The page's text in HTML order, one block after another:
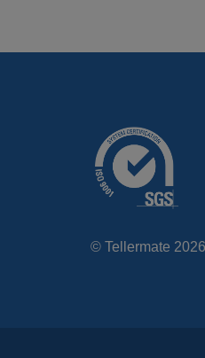
© Tellermate 2026